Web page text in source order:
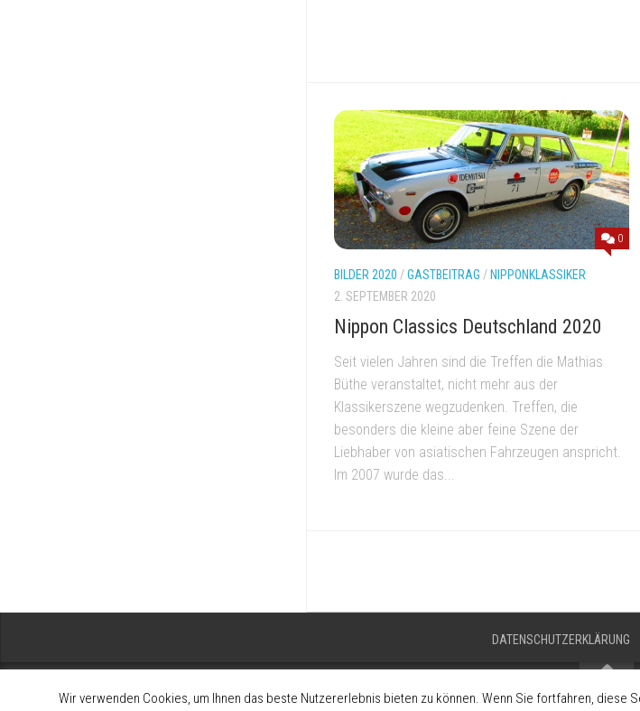
0
BILDER 2020 /GASTBEITRAG / NIPPONKLASSIKER
2. SEPTEMBER 2020
Nippon Classics Deutschland 2020
Seit vielen Jahren sind die Treffen die Mathias
Büthe veranstaltet, nicht mehr aus der
Klassikerszene wegzudenken. Treffen, die
besonders die kleine aber feine Szene der
Liebhaber von asiatischen Fahrzeugen anspricht.
Im 2007 wurde das...
DATENSCHUTZERKLÄRUNG
2008-2026 Alltagsklassiker - Interessengemeinschaft zum Erhalt und Förderung der Fahrzeugkultur und
Wir verwenden Cookies, um Ihnen das beste Nutzererlebnis bieten zu können. Wenn Sie fortfahren, diese